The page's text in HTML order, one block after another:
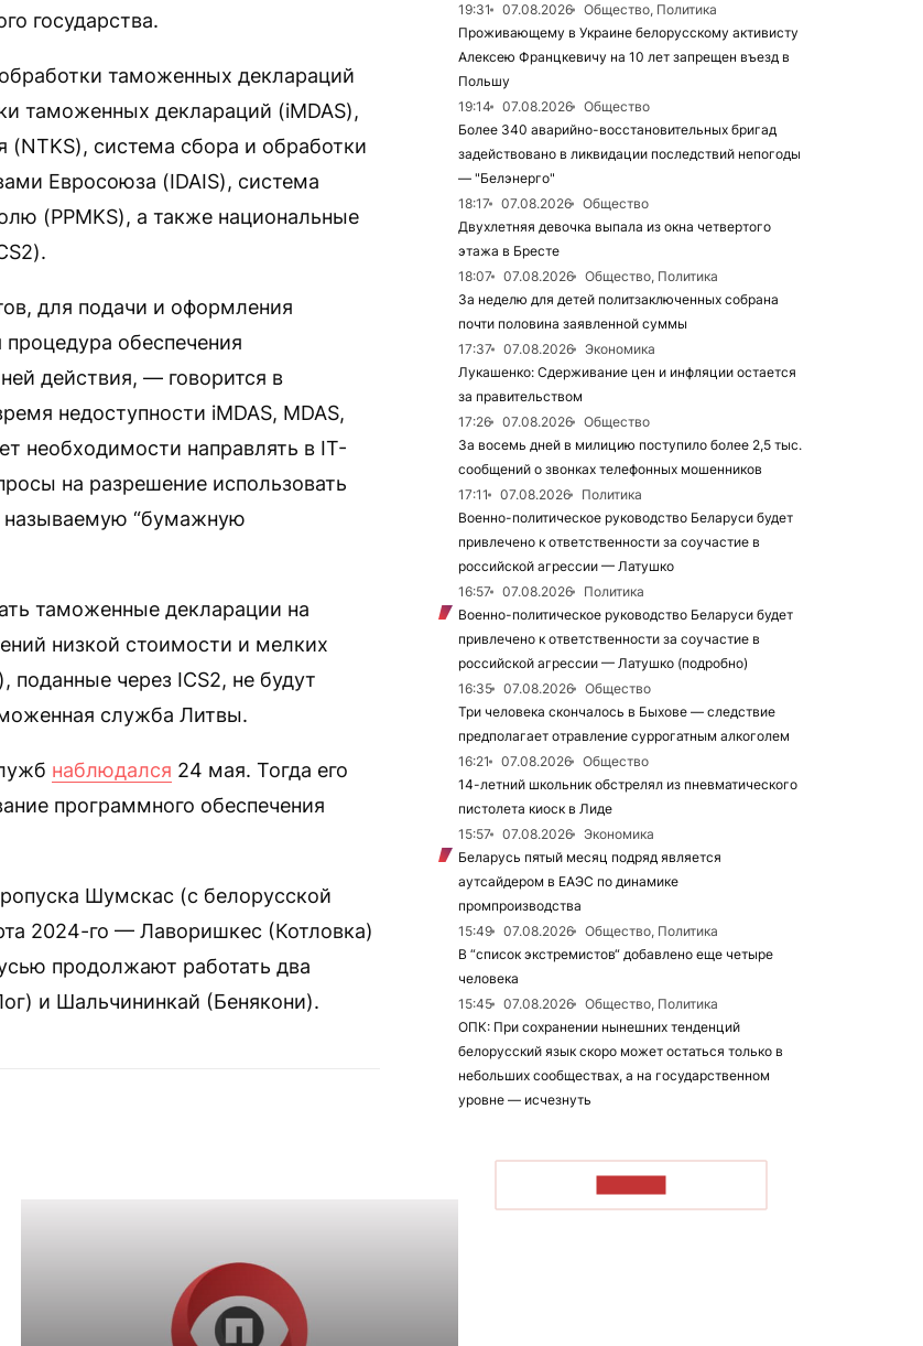
государства.
таможенных деклараций
таможенных деклараций (iMDAS),
(NTKS), система сбора и обработки
Евросоюза (IDAIS), система
(PPMKS), а также национальные
для подачи и оформления
обеспечения
действия, — говорится в
недоступности iMDAS, MDAS,
необходимости направлять в IT-
на разрешение использовать
называемую “бумажную
таможенные декларации на
низкой стоимости и мелких
через ICS2, не будут
служба Литвы.
наблюдался 24 мая. Тогда его
программного обеспечения
Шумскас (с белорусской
2024-го — Лаворишкес (Котловка)
продолжают работать два
и Шальчининкай (Бенякони).
19:31
07.08.2026
Общество, Политика
Проживающему в Украине белорусскому активисту
Алексею Францкевичу на 10 лет запрещен въезд в
Польшу
19:14
07.08.2026
Общество
Более 340 аварийно-восстановительных бригад
задействовано в ликвидации последствий непогоды
— "Белэнерго"
18:17
07.08.2026
Общество
Двухлетняя девочка выпала из окна четвертого
этажа в Бресте
18:07
07.08.2026
Общество, Политика
За неделю для детей политзаключенных собрана
почти половина заявленной суммы
17:37
07.08.2026
Экономика
Лукашенко: Сдерживание цен и инфляции остается
за правительством
17:26
07.08.2026
Общество
За восемь дней в милицию поступило более 2,5 тыс.
сообщений о звонках телефонных мошенников
17:11
07.08.2026
Политика
Военно-политическое руководство Беларуси будет
привлечено к ответственности за соучастие в
российской агрессии — Латушко
16:57
07.08.2026
Политика
Военно-политическое руководство Беларуси будет
привлечено к ответственности за соучастие в
российской агрессии — Латушко (подробно)
16:35
07.08.2026
Общество
Три человека скончалось в Быхове — следствие
предполагает отравление суррогатным алкоголем
16:21
07.08.2026
Общество
14-летний школьник обстрелял из пневматического
пистолета киоск в Лиде
15:57
07.08.2026
Экономика
Беларусь пятый месяц подряд является
аутсайдером в ЕАЭС по динамике
промпроизводства
15:49
07.08.2026
Общество, Политика
В “список экстремистов“ добавлено еще четыре
человека
15:45
07.08.2026
Общество, Политика
ОПК: При сохранении нынешних тенденций
белорусский язык скоро может остаться только в
небольших сообществах, а на государственном
уровне — исчезнуть